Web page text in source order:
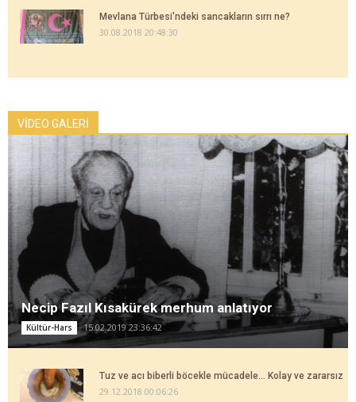
Mevlana Türbesi'ndeki sancakların sırrı ne?
30.08.2018 20:48:30
VİDEO GALERİ
Necip Fazıl Kısakürek merhum anlatıyor
Kültür-Hars 15.02.2019 23:36:42
Tuz ve acı biberli böcekle mücadele... Kolay ve zararsız
29.12.2018 00:06:26